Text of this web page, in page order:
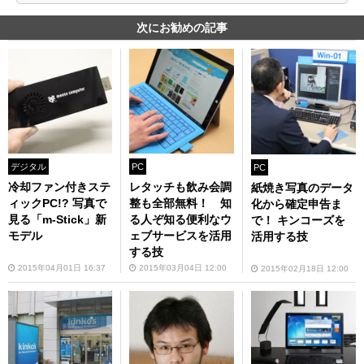
次にお勧めの記事
デジタル
冷却ファン付きステ
ィックPC!? 写真で
見る「m-Stick」新
モデル
2015年04月01日 16:37
PC
レタッチも飲み会調
整も全部無料！ 知
る人ぞ知る便利なウ
ェブサービスを活用
する技
2015年03月04日 12:00
PC
紙焼き写真のデータ
化から確定申告ま
で！ キンコーズを
活用する技
2015年02月18日 12:00